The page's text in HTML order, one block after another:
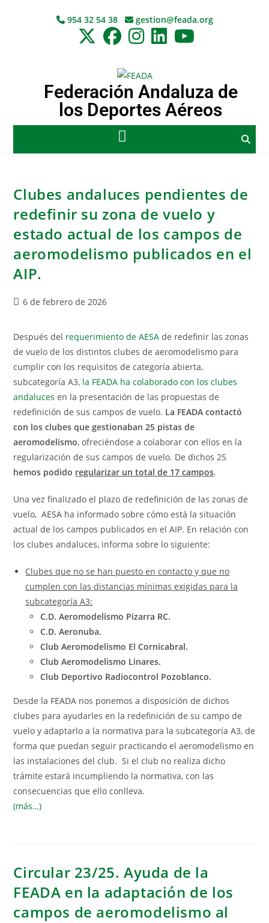
954 32 54 38 gestion@feada.org
Federación Andaluza de
los Deportes Aéreos
Clubes andaluces pendientes de
redefinir su zona de vuelo y
estado actual de los campos de
aeromodelismo publicados en el
AIP.
6 de febrero de 2026
Después del requerimiento de AESA de redefinir las zonas
de vuelo de los distintos clubes de aeromodelismo para
cumplir con los requisitos de categoría abierta,
subcategoría A3, la FEADA ha colaborado con los clubes
andaluces en la presentación de las propuestas de
redefinición de sus campos de vuelo. La FEADA contactó
con los clubes que gestionaban 25 pistas de
aeromodelismo, ofreciéndose a colaborar con ellos en la
regularización de sus campos de vuelo. De dichos 25
hemos podido regularizar un total de 17 campos.
Una vez finalizado el plazo de redefinición de las zonas de
vuelo, AESA ha informado sobre cómo está la situación
actual de los campos publicados en el AIP. En relación con
los clubes andaluces, informa sobre lo siguiente:
Clubes que no se han puesto en contacto y que no
cumplen con las distancias mínimas exigidas para la
subcategoría A3:
C.D. Aeromodelismo Pizarra RC.
C.D. Aeronuba.
Club Aeromodelismo El Cornicabral.
Club Aeromodelismo Linares.
Club Deportivo Radiocontrol Pozoblanco.
Desde la FEADA nos ponemos a disposición de dichos
clubes para ayudarles en la redefinición de su campo de
vuelo y adaptarlo a la normativa para la subcategoría A3, de
forma que puedan seguir practicando el aeromodelismo en
las instalaciones del club. Si el club no realiza dicho
trámite estará incumpliendo la normativa, con las
consecuencias que ello conlleva.
(más…)
Circular 23/25. Ayuda de la
FEADA en la adaptación de los
campos de aeromodelismo al